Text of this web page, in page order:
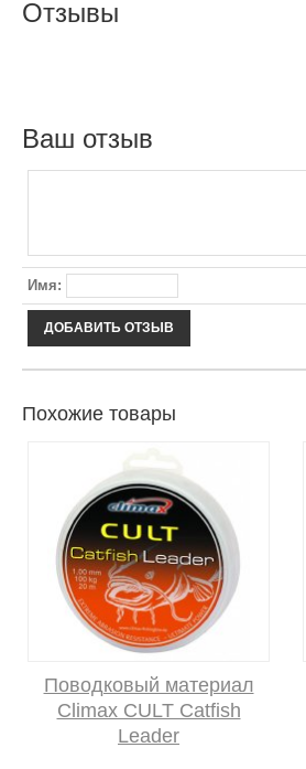
Отзывы
Ваш отзыв
Имя:
Похожие товары
Поводковый материал
Climax CULT Catfish
Leader